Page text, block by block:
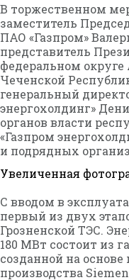
В торжественном
заместитель
ПАО «Газпром»
представитель
федеральном округе
Чеченской
генеральный
энергохолдинг»
органов власти
«Газпром
и подрядных
Увеличенная
С вводом в
первый из двух
Грозненской ТЭС.
180 МВт состоит из
созданной на
производства